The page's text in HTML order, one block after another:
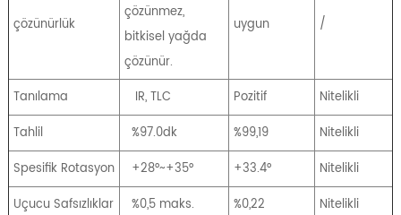
çözünürlük
çözünmez,
bitkisel yağda
çözünür.
uygun /
Tanılama IR, TLC Pozitif
Nitelikli
Tahlil
%97.0dk %99,19
Nitelikli
Spesifik Rotasyon
+28°~+35° +33.4°
Nitelikli
Uçucu Safsızlıklar
%0,5 maks. %0,22
Nitelikli